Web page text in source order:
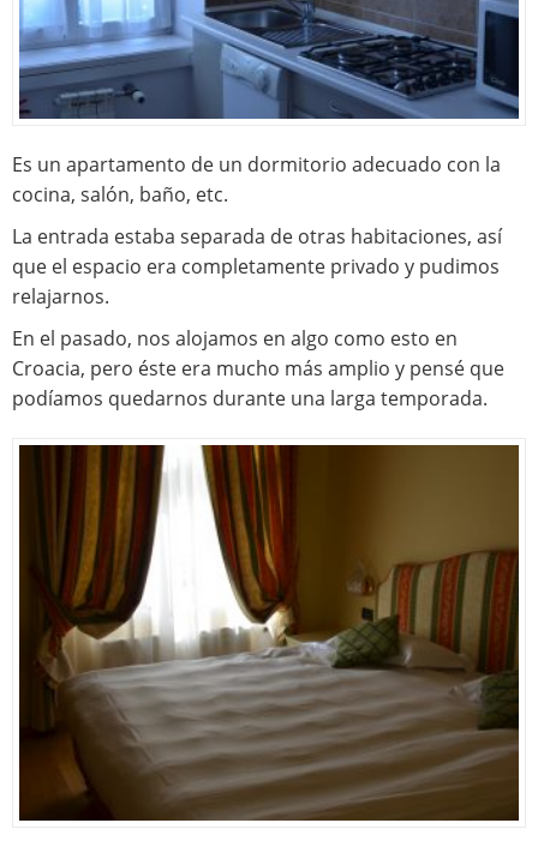
Es un apartamento de un dormitorio adecuado con la
cocina, salón, baño, etc.
La entrada estaba separada de otras habitaciones, así
que el espacio era completamente privado y pudimos
relajarnos.
En el pasado, nos alojamos en algo como esto en
Croacia, pero éste era mucho más amplio y pensé que
podíamos quedarnos durante una larga temporada.